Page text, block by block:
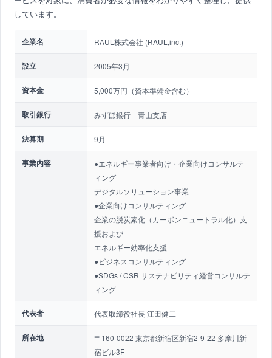
しています。
企業名 RAUL株式会社 (RAUL,inc.)
設立 2005年3月
資本金 5,000万円（資本準備金含む）
取引銀行 みずほ銀行 青山支店
決算期 9月
事業内容
●エネルギー事業者向け・企業向けコンサルテ
ィング
デジタルソリューション事業
●企業向けコンサルティング
企業の脱炭素化（カーボンニュートラル化）支
援および
エネルギー効率化支援
●ビジネスコンサルティング
●SDGs / CSR サステナビリティ経営コンサルテ
ィング
代表者 代表取締役社長 江田健二
所在地
〒160-0022 東京都新宿区新宿2-9-22 多摩川新
宿ビル3F